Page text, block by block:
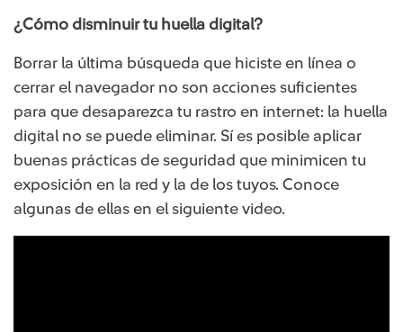
¿Cómo disminuir tu huella digital?
Borrar la última búsqueda que hiciste en línea o
cerrar el navegador no son acciones suficientes
para que desaparezca tu rastro en internet: la huella
digital no se puede eliminar. Sí es posible aplicar
buenas prácticas de seguridad que minimicen tu
exposición en la red y la de los tuyos. Conoce
algunas de ellas en el siguiente video.